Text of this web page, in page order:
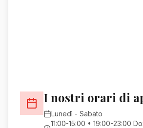
I nostri orari di
Lunedì - Sabato
11:00-15:00 • 19:00-23:00